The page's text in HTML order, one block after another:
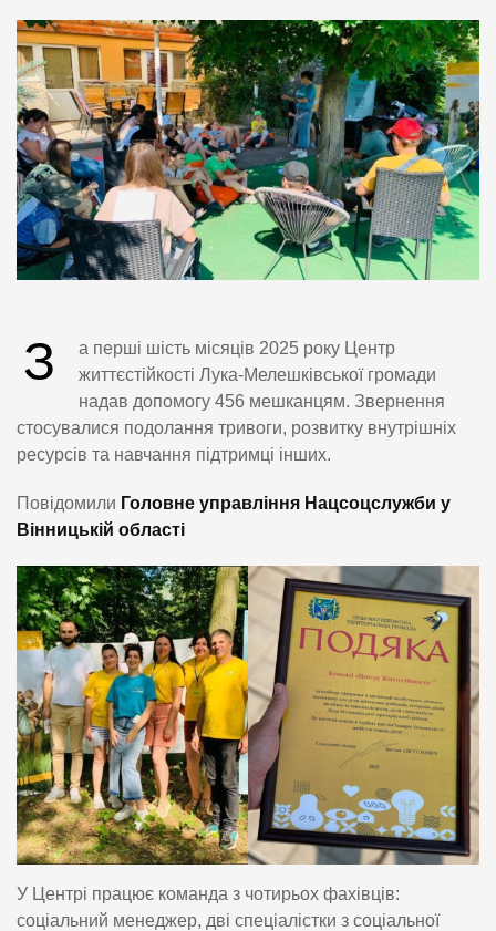
З
а перші шість місяців 2025 року Центр
життєстійкості Лука-Мелешківської громади
надав допомогу 456 мешканцям. Звернення
стосувалися подолання тривоги, розвитку внутрішніх
ресурсів та навчання підтримці інших.
Повідомили Головне управління Нацсоцслужби у
Вінницькій області
У Центрі працює команда з чотирьох фахівців:
соціальний менеджер, дві спеціалістки з соціальної